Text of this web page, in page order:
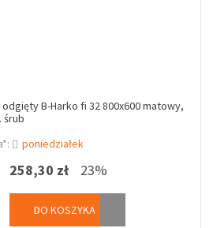
B-Harko fi 32 800x600 matowy,
śrub
poniedziałek
258,30 zł 23%
DO KOSZYKA